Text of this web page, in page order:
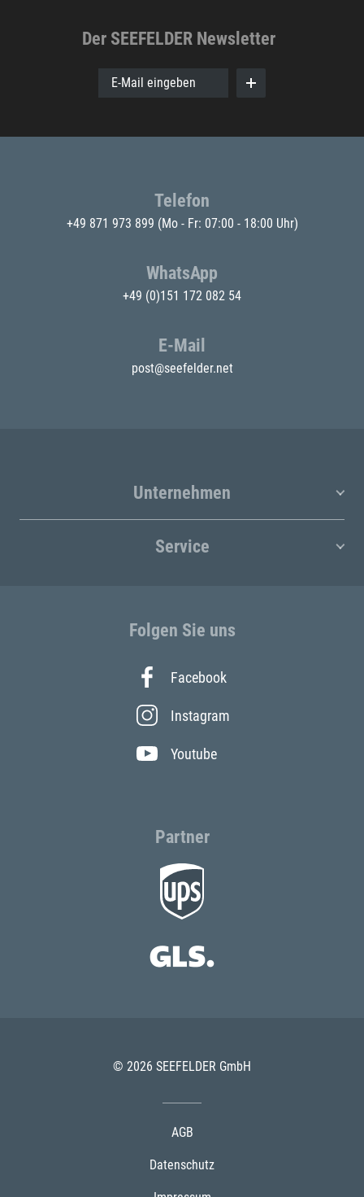
Der SEEFELDER Newsletter
E-Mail eingeben
Telefon
+49 871 973 899 (Mo - Fr: 07:00 - 18:00 Uhr)
WhatsApp
+49 (0)151 172 082 54
E-Mail
post@seefelder.net
Unternehmen
Service
Folgen Sie uns
Facebook
Instagram
Youtube
Partner
© 2026 SEEFELDER GmbH
AGB
Datenschutz